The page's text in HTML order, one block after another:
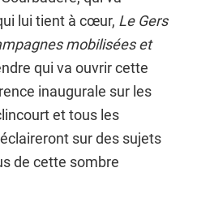
lui tient à cœur, Le Gers
mobilisées et
qui va ouvrir cette
inaugurale sur les
et tous les
sur des sujets
de cette sombre